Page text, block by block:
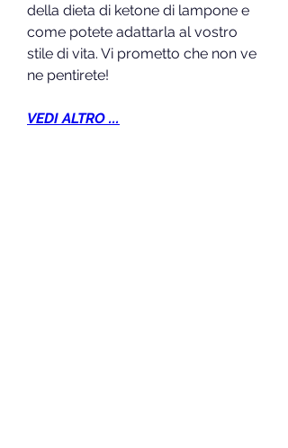
della dieta di ketone di lampone e
come potete adattarla al vostro
stile di vita. Vi prometto che non ve
ne pentirete!
VEDI ALTRO ...